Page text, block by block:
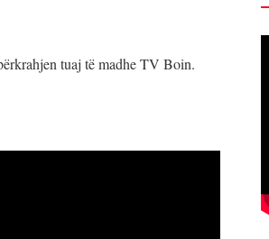
tuaj të madhe TV Boin.